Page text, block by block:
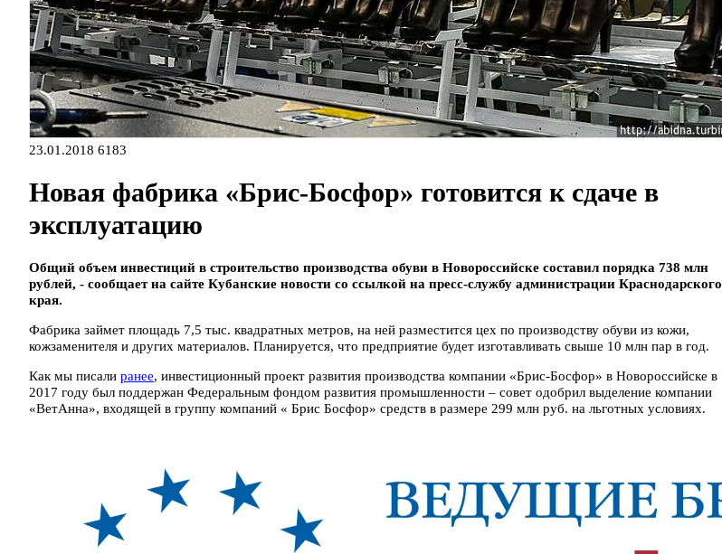
23.01.2018 6183
Новая фабрика «Брис-Босфор» готовится к сдаче в
эксплуатацию
Общий объем инвестиций в строительство производства обуви в Новороссийске составил порядка 738 млн
рублей, - сообщает на сайте Кубанские новости со ссылкой на пресс-службу администрации Краснодарского
края.
Фабрика займет площадь 7,5 тыс. квадратных метров, на ней разместится цех по производству обуви из кожи,
кожзаменителя и других материалов. Планируется, что предприятие будет изготавливать свыше 10 млн пар в год.
Как мы писали ранее, инвестиционный проект развития производства компании «Брис-Босфор» в Новороссийске в
2017 году был поддержан Федеральным фондом развития промышленности – совет одобрил выделение компании
«ВетАнна», входящей в группу компаний « Брис Босфор» средств в размере 299 млн руб. на льготных условиях.